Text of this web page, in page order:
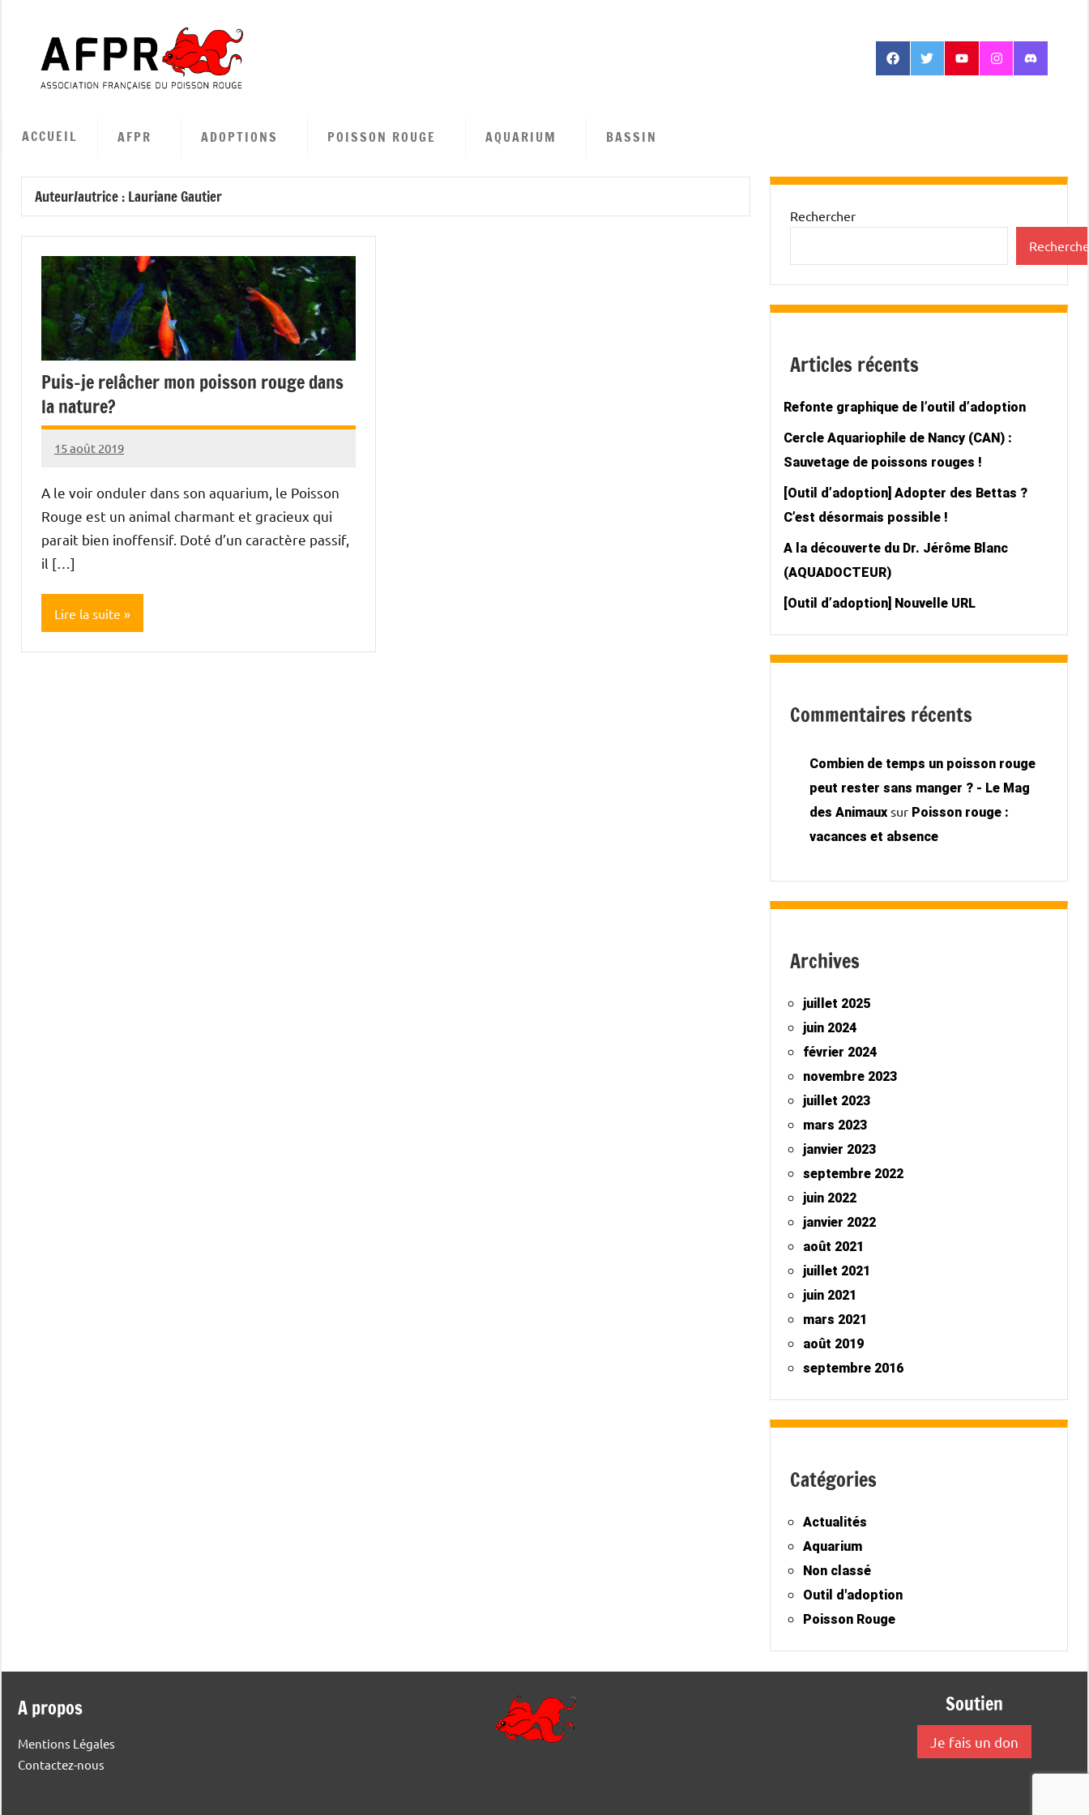
contenu
Française
du
Poisson
Rouge
FacebookTwitterYoutubeInstagramDiscord
ACCUEIL AFPR ADOPTIONS POISSON ROUGE AQUARIUM BASSIN
Auteur/autrice : Lauriane Gautier
Puis-je relâcher mon poisson rouge dans
la nature?
15 août 2019
Lauriane
A le voir onduler dans son aquarium, le Poisson
Rouge est un animal charmant et gracieux qui
parait bien inoffensif. Doté d’un caractère passif,
il […]
Lire la suite
Rechercher
Articles récents
Refonte graphique de l’outil d’adoption
Cercle Aquariophile de Nancy (CAN) :
Sauvetage de poissons rouges !
[Outil d’adoption] Adopter des Bettas ?
C’est désormais possible !
A la découverte du Dr. Jérôme Blanc
(AQUADOCTEUR)
[Outil d’adoption] Nouvelle URL
Commentaires récents
Combien de temps un poisson rouge
peut rester sans manger ? - Le Mag
des Animaux sur Poisson rouge :
vacances et absence
Archives
juillet 2025
juin 2024
février 2024
novembre 2023
juillet 2023
mars 2023
janvier 2023
septembre 2022
juin 2022
janvier 2022
août 2021
juillet 2021
juin 2021
mars 2021
août 2019
septembre 2016
Catégories
Actualités
Aquarium
Non classé
Outil d'adoption
Poisson Rouge
A propos
Mentions Légales
Contactez-nous
Soutien
Je fais un don